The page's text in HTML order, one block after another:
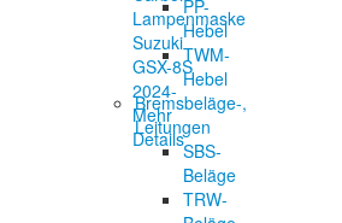
PP-
Hebel
TWM-
Hebel
Bremsbeläge-,
Leitungen
SBS-
Beläge
TRW-
Lampenmaske
Suzuki
GSX-8S
2024-
Mehr
Details